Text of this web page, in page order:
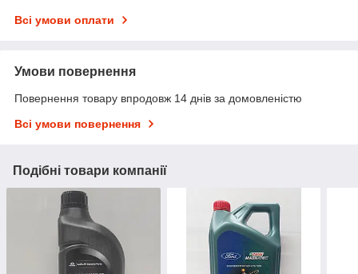
Всі умови оплати
Умови повернення
Повернення товару впродовж 14 днів за домовленістю
Всі умови повернення
Подібні товари компанії